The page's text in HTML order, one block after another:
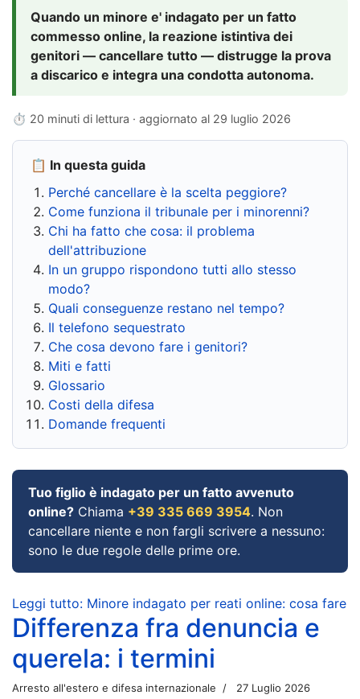
Quando un minore e' indagato per un fatto
commesso online, la reazione istintiva dei
genitori — cancellare tutto — distrugge la prova
a discarico e integra una condotta autonoma.
⏱ 20 minuti di lettura · aggiornato al 29 luglio 2026
📋 In questa guida
Perché cancellare è la scelta peggiore?
Come funziona il tribunale per i minorenni?
Chi ha fatto che cosa: il problema
dell'attribuzione
In un gruppo rispondono tutti allo stesso
modo?
Quali conseguenze restano nel tempo?
Il telefono sequestrato
Che cosa devono fare i genitori?
Miti e fatti
Glossario
Costi della difesa
Domande frequenti
Tuo figlio è indagato per un fatto avvenuto
online? Chiama +39 335 669 3954. Non
cancellare niente e non fargli scrivere a nessuno:
sono le due regole delle prime ore.
Leggi tutto: Minore indagato per reati online: cosa fare
Differenza fra denuncia e
querela: i termini
Arresto all'estero e difesa internazionale 27 Luglio 2026